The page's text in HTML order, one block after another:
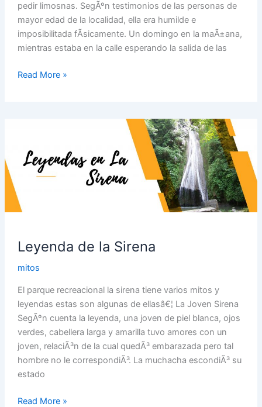
pedir limosnas. SegÃºn testimonios de las personas de
mayor edad de la localidad, ella era humilde e
imposibilitada fÃ­sicamente. Un domingo en la maÃ±ana,
mientras estaba en la calle esperando la salida de las
Read More »
Leyenda de la Sirena
mitos
El parque recreacional la sirena tiene varios mitos y
leyendas estas son algunas de ellasâ€¦ La Joven Sirena
SegÃºn cuenta la leyenda, una joven de piel blanca, ojos
verdes, cabellera larga y amarilla tuvo amores con un
joven, relaciÃ³n de la cual quedÃ³ embarazada pero tal
hombre no le correspondiÃ³. La muchacha escondiÃ³ su
estado
Sirena
Read More »